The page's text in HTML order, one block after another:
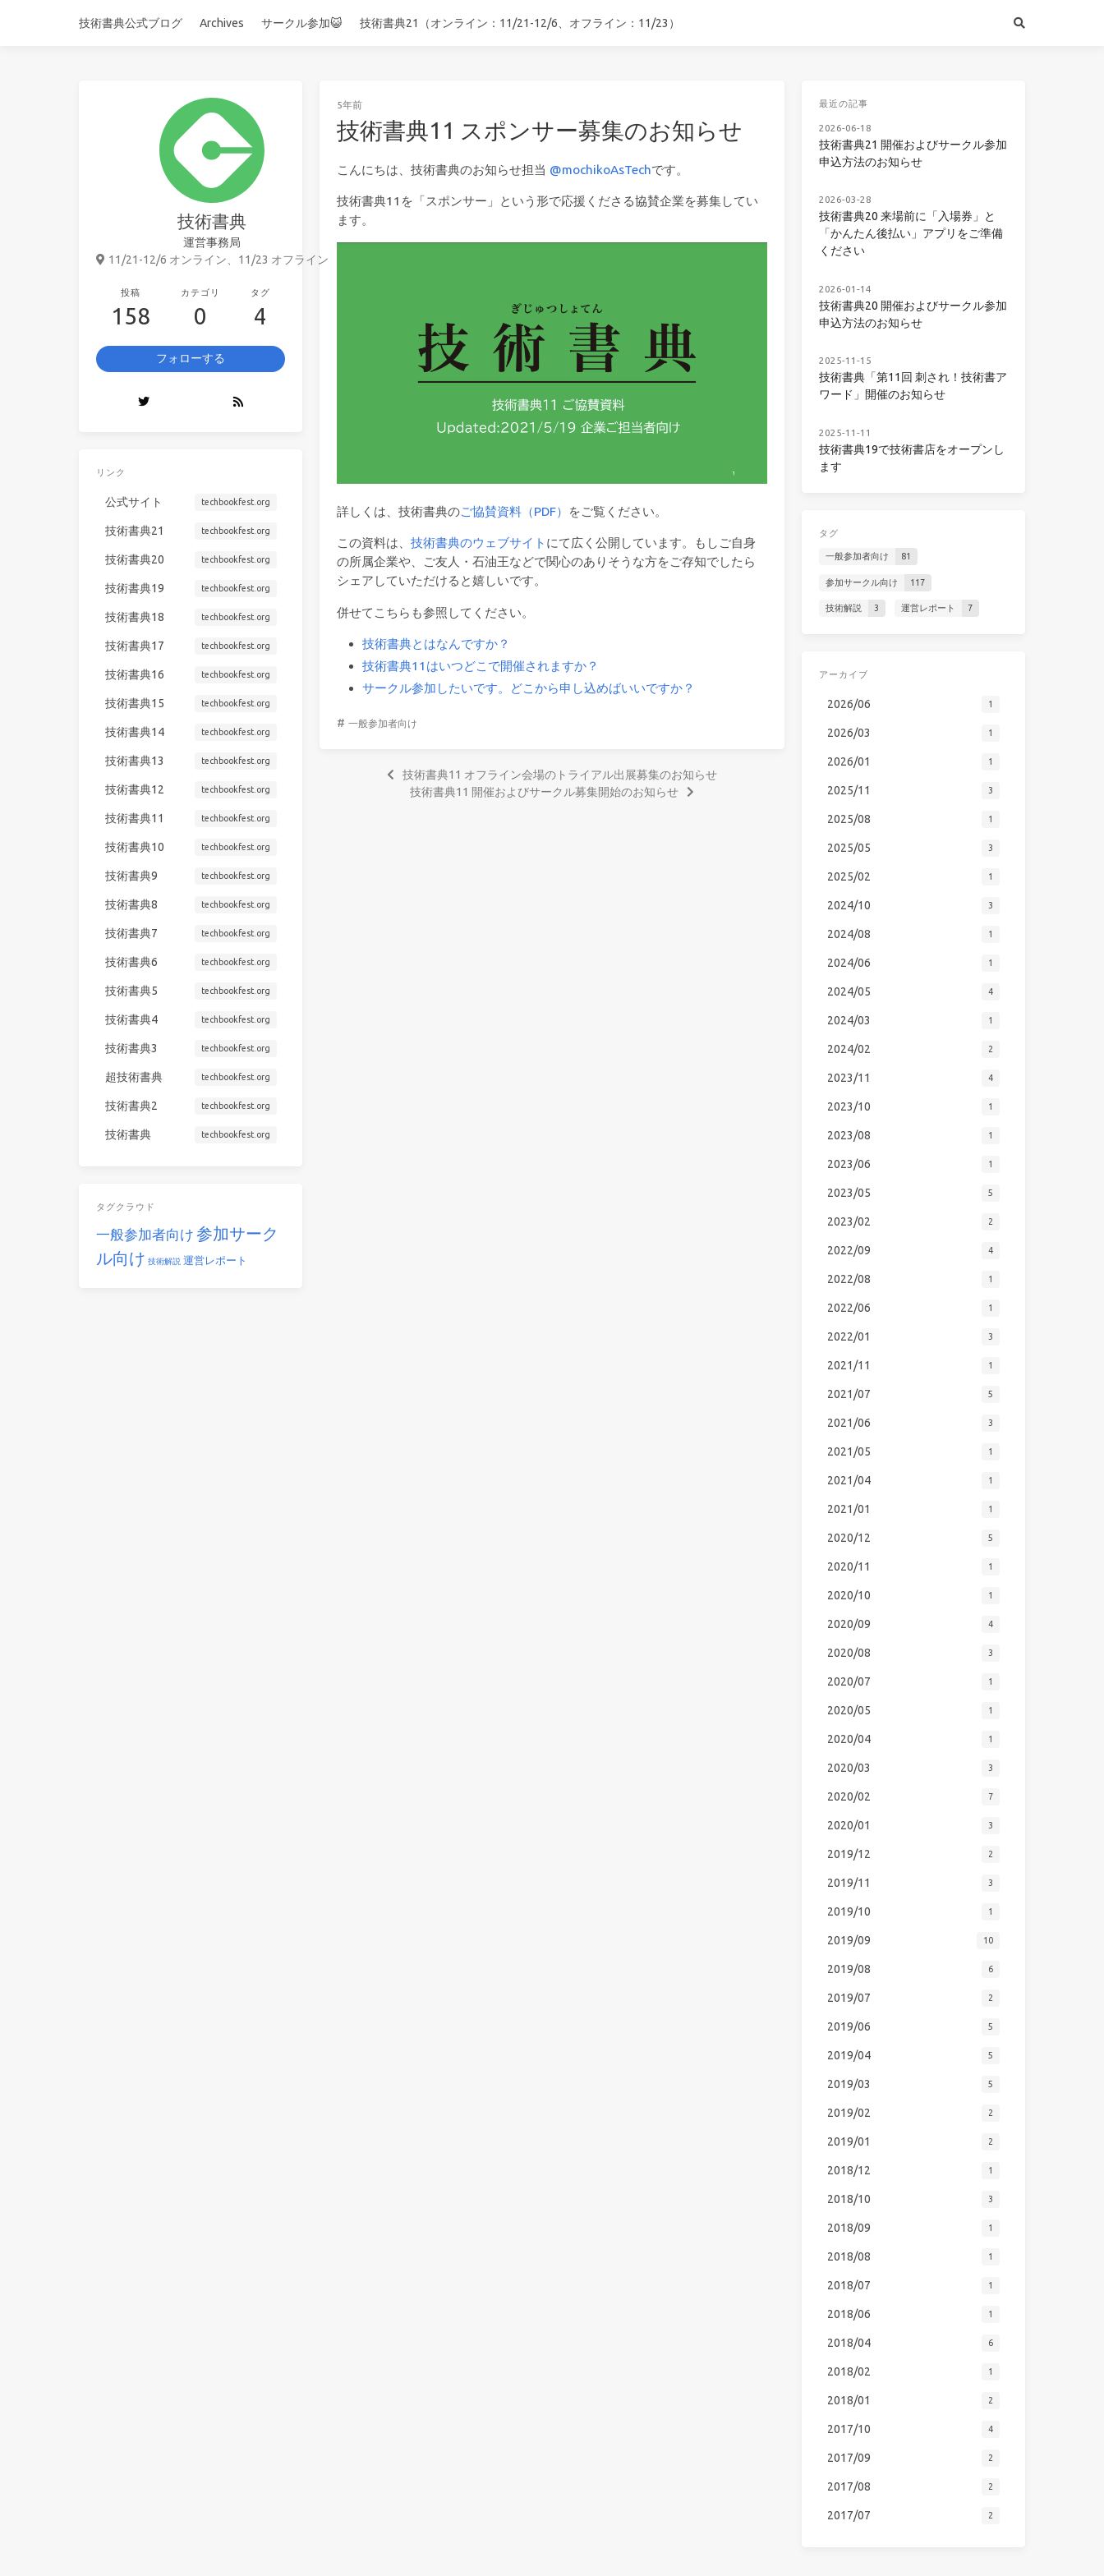
技術書典公式ブログ Archives サークル参加😺 技術書典21（オンライン：11/21-12/6、オフライン：11/23）
5年前
技術書典11 スポンサー募集のお知らせ
こんにちは、技術書典のお知らせ担当 @mochikoAsTechです。
技術書典11を「スポンサー」という形で応援くださる協賛企業を募集してい
ます。
詳しくは、技術書典のご協賛資料（PDF） をご覧ください。
この資料は、技術書典のウェブサイト にて広く公開しています。もしご自身
の所属企業や、ご友人・石油王などで関心のありそうな方をご存知でしたら
シェアしていただけると嬉しいです。
併せてこちらも参照してください。
技術書典とはなんですか？
技術書典11はいつどこで開催されますか？
サークル参加したいです。どこから申し込めばいいですか？
# 一般参加者向け
技術書典11 オフライン会場のトライアル出展募集のお知らせ
技術書典11 開催およびサークル募集開始のお知らせ
技術書典
運営事務局
11/21-12/6 オンライン、11/23 オフライン
投稿
158
カテゴリ
0
タグ
4
フォローする
リンク
公式サイト techbookfest.org
技術書典21 techbookfest.org
技術書典20 techbookfest.org
技術書典19 techbookfest.org
技術書典18 techbookfest.org
技術書典17 techbookfest.org
技術書典16 techbookfest.org
技術書典15 techbookfest.org
技術書典14 techbookfest.org
技術書典13 techbookfest.org
技術書典12 techbookfest.org
技術書典11 techbookfest.org
技術書典10 techbookfest.org
技術書典9 techbookfest.org
技術書典8 techbookfest.org
技術書典7 techbookfest.org
技術書典6 techbookfest.org
技術書典5 techbookfest.org
技術書典4 techbookfest.org
技術書典3 techbookfest.org
超技術書典 techbookfest.org
技術書典2 techbookfest.org
技術書典 techbookfest.org
タグクラウド
一般参加者向け 参加サーク
ル向け 技術解説 運営レポート
最近の記事
2026-06-18
技術書典21 開催およびサークル参加
申込方法のお知らせ
2026-03-28
技術書典20 来場前に「入場券」と
「かんたん後払い」アプリをご準備
ください
2026-01-14
技術書典20 開催およびサークル参加
申込方法のお知らせ
2025-11-15
技術書典「第11回 刺され！技術書ア
ワード」開催のお知らせ
2025-11-11
技術書典19で技術書店をオープンし
ます
タグ
一般参加者向け 81
参加サークル向け 117
技術解説 3 運営レポート 7
アーカイブ
2026/06 1
2026/03 1
2026/01 1
2025/11 3
2025/08 1
2025/05 3
2025/02 1
2024/10 3
2024/08 1
2024/06 1
2024/05 4
2024/03 1
2024/02 2
2023/11 4
2023/10 1
2023/08 1
2023/06 1
2023/05 5
2023/02 2
2022/09 4
2022/08 1
2022/06 1
2022/01 3
2021/11 1
2021/07 5
2021/06 3
2021/05 1
2021/04 1
2021/01 1
2020/12 5
2020/11 1
2020/10 1
2020/09 4
2020/08 3
2020/07 1
2020/05 1
2020/04 1
2020/03 3
2020/02 7
2020/01 3
2019/12 2
2019/11 3
2019/10 1
2019/09 10
2019/08 6
2019/07 2
2019/06 5
2019/04 5
2019/03 5
2019/02 2
2019/01 2
2018/12 1
2018/10 3
2018/09 1
2018/08 1
2018/07 1
2018/06 1
2018/04 6
2018/02 1
2018/01 2
2017/10 4
2017/09 2
2017/08 2
2017/07 2